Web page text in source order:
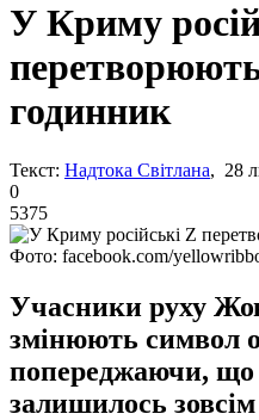
У Криму
годинник
Текст: Надтока Світлана, 28
0
5375
Фото: facebook.com/
Учасники руху
змінюють символ
попереджаючи, що
залишилось